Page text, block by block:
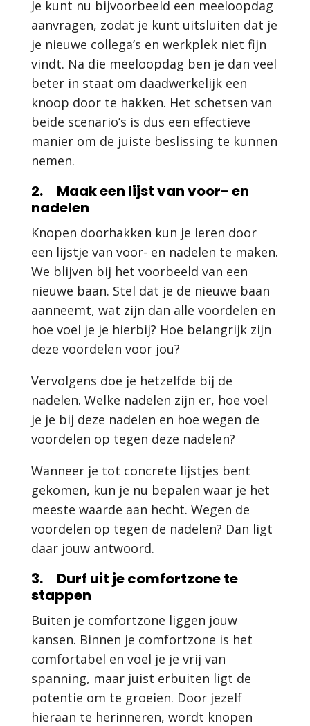
Je kunt nu bijvoorbeeld een meeloopdag
aanvragen, zodat je kunt uitsluiten dat je
je nieuwe collega’s en werkplek niet fijn
vindt. Na die meeloopdag ben je dan veel
beter in staat om daadwerkelijk een
knoop door te hakken. Het schetsen van
beide scenario’s is dus een effectieve
manier om de juiste beslissing te kunnen
nemen.
2. Maak een lijst van voor- en
nadelen
Knopen doorhakken kun je leren door
een lijstje van voor- en nadelen te maken.
We blijven bij het voorbeeld van een
nieuwe baan. Stel dat je de nieuwe baan
aanneemt, wat zijn dan alle voordelen en
hoe voel je je hierbij? Hoe belangrijk zijn
deze voordelen voor jou?
Vervolgens doe je hetzelfde bij de
nadelen. Welke nadelen zijn er, hoe voel
je je bij deze nadelen en hoe wegen de
voordelen op tegen deze nadelen?
Wanneer je tot concrete lijstjes bent
gekomen, kun je nu bepalen waar je het
meeste waarde aan hecht. Wegen de
voordelen op tegen de nadelen? Dan ligt
daar jouw antwoord.
3. Durf uit je comfortzone te
stappen
Buiten je comfortzone liggen jouw
kansen. Binnen je comfortzone is het
comfortabel en voel je je vrij van
spanning, maar juist erbuiten ligt de
potentie om te groeien. Door jezelf
hieraan te herinneren, wordt knopen